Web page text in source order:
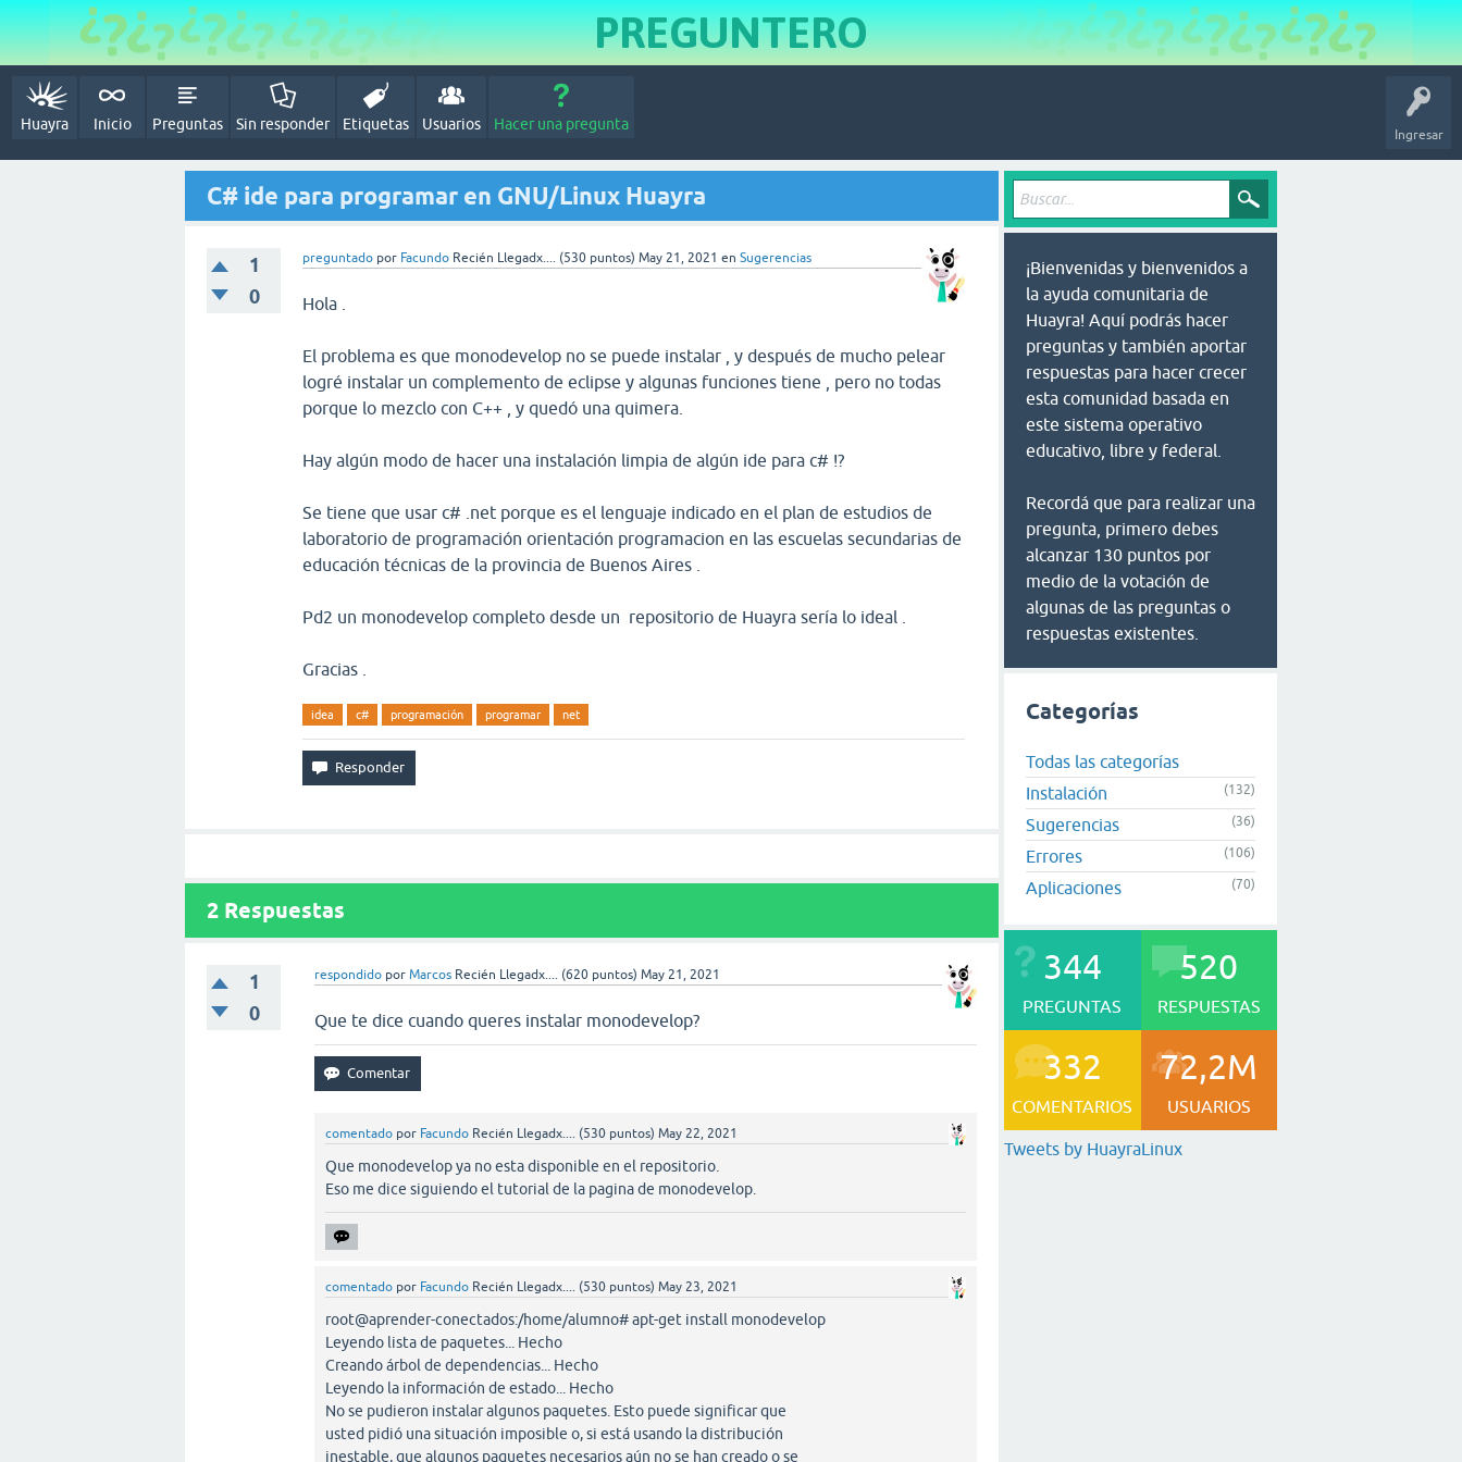
PREGUNTERO
Ingresar
Huayra Inicio Preguntas Sin responder Etiquetas Usuarios Hacer una pregunta
C# ide para programar en GNU/Linux Huayra
1
0
preguntado por Facundo Recién Llegadx.... (530 puntos) May 21, 2021 en Sugerencias
Hola .
El problema es que monodevelop no se puede instalar , y después de mucho pelear
logré instalar un complemento de eclipse y algunas funciones tiene , pero no todas
porque lo mezclo con C++ , y quedó una quimera.
Hay algún modo de hacer una instalación limpia de algún ide para c# !?
Se tiene que usar c# .net porque es el lenguaje indicado en el plan de estudios de
laboratorio de programación orientación programacion en las escuelas secundarias de
educación técnicas de la provincia de Buenos Aires .
Pd2 un monodevelop completo desde un repositorio de Huayra sería lo ideal .
Gracias .
idea c# programación programar net
2 Respuestas
1
0
respondido porMarcos Recién Llegadx.... (620 puntos) May 21, 2021
Que te dice cuando queres instalar monodevelop?
comentado por Facundo Recién Llegadx.... (530 puntos) May 22, 2021
Que monodevelop ya no esta disponible en el repositorio.
Eso me dice siguiendo el tutorial de la pagina de monodevelop.
comentado por Facundo Recién Llegadx.... (530 puntos) May 23, 2021
root@aprender-conectados:/home/alumno# apt-get install monodevelop
Leyendo lista de paquetes... Hecho
Creando árbol de dependencias... Hecho
Leyendo la información de estado... Hecho
No se pudieron instalar algunos paquetes. Esto puede significar que
usted pidió una situación imposible o, si está usando la distribución
inestable, que algunos paquetes necesarios aún no se han creado o se
¡Bienvenidas y bienvenidos a
la ayuda comunitaria de
Huayra! Aquí podrás hacer
preguntas y también aportar
respuestas para hacer crecer
esta comunidad basada en
este sistema operativo
educativo, libre y federal.
Recordá que para realizar una
pregunta, primero debes
alcanzar 130 puntos por
medio de la votación de
algunas de las preguntas o
respuestas existentes.
Categorías
Todas las categorías
Instalación
(132)
Sugerencias (36)
Errores (106)
Aplicaciones (70)
344
PREGUNTAS
520
RESPUESTAS
332
COMENTARIOS
72,2M
USUARIOS
Tweets by HuayraLinux